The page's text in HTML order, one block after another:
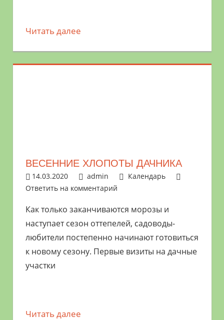
Читать далее
ВЕСЕННИЕ ХЛОПОТЫ ДАЧНИКА
14.03.2020 admin
Календарь
Ответить на комментарий
Как только заканчиваются морозы и
наступает сезон оттепелей, садоводы-
любители постепенно начинают готовиться
к новому сезону. Первые визиты на дачные
участки
Читать далее